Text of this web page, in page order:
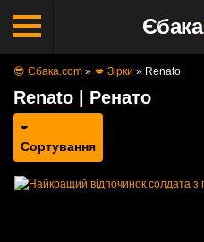
Єбака
😎 Єбака.com » 💋 Зірки » Renato
Renato | Ренато
Сортування